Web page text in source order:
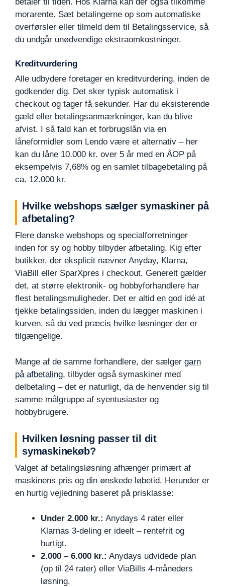
morarente. Sæt betalingerne op som automatiske
overførsler eller tilmeld dem til Betalingsservice, så
du undgår unødvendige ekstraomkostninger.
Kreditvurdering
Alle udbydere foretager en kreditvurdering, inden de
godkender dig. Det sker typisk automatisk i
checkout og tager få sekunder. Har du eksisterende
gæld eller betalingsanmærkninger, kan du blive
afvist. I så fald kan et forbrugslån via en
låneformidler som Lendo være et alternativ – her
kan du låne 10.000 kr. over 5 år med en ÅOP på
eksempelvis 7,68% og en samlet tilbagebetaling på
ca. 12.000 kr.
Hvilke webshops sælger symaskiner på
afbetaling?
Flere danske webshops og specialforretninger
inden for sy og hobby tilbyder afbetaling. Kig efter
butikker, der eksplicit nævner Anyday, Klarna,
ViaBill eller SparXpres i checkout. Generelt gælder
det, at større elektronik- og hobbyforhandlere har
flest betalingsmuligheder. Det er altid en god idé at
tjekke betalingssiden, inden du lægger maskinen i
kurven, så du ved præcis hvilke løsninger der er
tilgængelige.
Mange af de samme forhandlere, der sælger garn
på afbetaling, tilbyder også symaskiner med
delbetaling – det er naturligt, da de henvender sig til
samme målgruppe af syentusiaster og
hobbybrugere.
Hvilken løsning passer til dit
symaskinekøb?
Valget af betalingsløsning afhænger primært af
maskinens pris og din ønskede løbetid. Herunder er
en hurtig vejledning baseret på prisklasse:
Under 2.000 kr.: Anydays 4 rater eller
Klarnas 3-deling er ideelt – rentefrit og
hurtigt.
2.000 – 6.000 kr.: Anydays udvidede plan
(op til 24 rater) eller ViaBills 4-måneders
løsning.